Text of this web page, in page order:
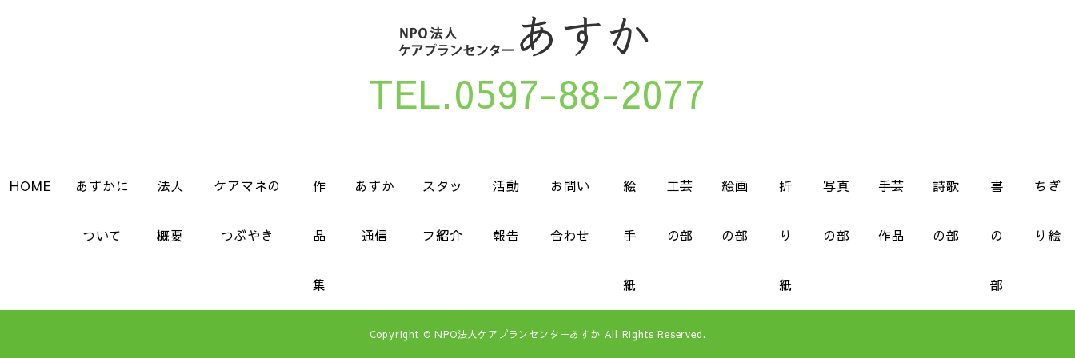
TEL.0597-88-2077
HOME あすかに
ついて
法人
概要
ケアマネの
つぶやき
作
品
集
あすか
通信
スタッ
フ紹介
活動
報告
お問い
合わせ
絵
手
紙
工芸
の部
絵画
の部
折
り
紙
写真
の部
手芸
作品
詩歌
の部
書
の
部
ちぎ
り絵
Copyright © NPO法人ケアプランセンターあすか All Rights Reserved.